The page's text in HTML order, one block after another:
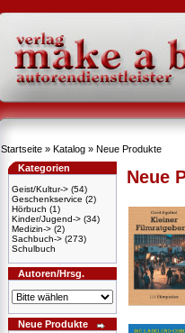
Startseite » Katalog » Neue Produkte
Kategorien
Geist/Kultur-> (54)
Geschenkservice (2)
Hörbuch (1)
Kinder/Jugend-> (34)
Medizin-> (2)
Sachbuch-> (273)
Schulbuch
Autoren/Hrsg.
Neue Produkte
Neue